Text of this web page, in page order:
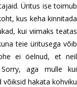
Üritus ise toimub
kus keha kinnitada
kui viimaks teatas
teie üritusega võib
ei öelnud, et neil
aga mulle kui
hakata kohviku